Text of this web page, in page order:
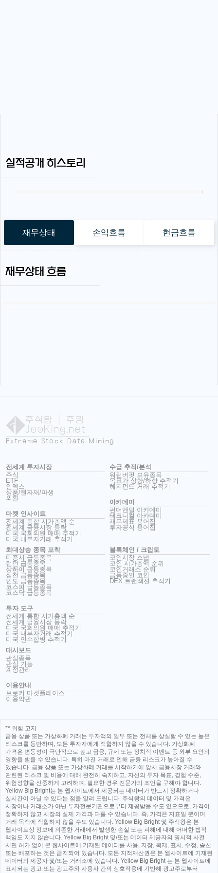
실적공개 히스토리
재무상태 손익흐름 현금흐름
재무상태 흐름
주식왕 | 주킹
JooKing.net
Extreme Stock Data Mining
전세계 투자시장
주식
ETF
인덱스
상품/원자재/파생
외환
마켓 인사이트
전세계 통합 시가총액 순
전세계 금융시장 등락
미국 국회의원 매매 추적기
미국 내부자거래 추적기
수급 추적/분석
워런버핏 보유종목
목표가 상향/하향 추적기
헤지펀드 거래 추적기
아카데미
펀더멘털 아카데미
테크니컬 아카데미
재무제표 용어집
투자공식 용어집
최대상승 종목 포착
미증시 급등종목
런던 급등종목
상하이 급등종목
심천 급등종목
인도 급등종목
코스피 급등종목
코스닥 급등종목
투자 도구
전세계 통합 시가총액 순
전세계 금융시장 등락
미국 국회의원 매매 추적기
미국 내부자거래 추적기
미국 인수합병 추적기
블록체인 / 크립토
코인시장 스냅
코인 시가총액 순위
코인거래소 순위
급등중인 코인
DEX 트랜잭션 추적기
대시보드
관심종목
관심 기능
계정관리
이용안내
브로커 마켓플레이스
이용약관
** 위험 고지
금융 상품 또는 가상화폐 거래는 투자액의 일부 또는 전체를 상실할 수 있는 높은
리스크를 동반하며, 모든 투자자에게 적합하지 않을 수 있습니다. 가상화폐
가격은 변동성이 극단적으로 높고 금융, 규제 또는 정치적 이벤트 등 외부 요인의
영향을 받을 수 있습니다. 특히 마진 거래로 인해 금융 리스크가 높아질 수
있습니다. 금융 상품 또는 가상화폐 거래를 시작하기에 앞서 금융시장 거래와
관련된 리스크 및 비용에 대해 완전히 숙지하고, 자신의 투자 목표, 경험 수준,
위험성향을 신중하게 고려하며, 필요한 경우 전문가의 조언을 구해야 합니다.
Yellow Big Bright는 본 웹사이트에서 제공되는 데이터가 반드시 정확하거나
실시간이 아닐 수 있다는 점을 알려 드립니다. 주식왕의 데이터 및 가격은
시장이나 거래소가 아닌 투자전문기관으로부터 제공받을 수도 있으므로, 가격이
정확하지 않고 시장의 실제 가격과 다를 수 있습니다. 즉, 가격은 지표일 뿐이며
거래 목적에 적합하지 않을 수도 있습니다. Yellow Big Bright 및 주식왕은 본
웹사이트상 정보에 의존한 거래에서 발생한 손실 또는 피해에 대해 어떠한 법적
책임도 지지 않습니다. Yellow Big Bright 및/또는 데이터 제공자의 명시적 사전
서면 허가 없이 본 웹사이트에 기재된 데이터를 사용, 저장, 복제, 표시, 수정, 송신
또는 배포하는 것은 금지되어 있습니다. 모든 지적재산권은 본 웹사이트에 기재된
데이터의 제공자 및/또는 거래소에 있습니다. Yellow Big Bright 는 본 웹사이트에
표시되는 광고 또는 광고주와 사용자 간의 상호작용에 기반해 광고주로부터